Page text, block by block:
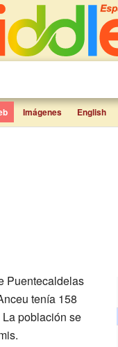
Imágenes English
Puentecaldelas
tenía 158
población se